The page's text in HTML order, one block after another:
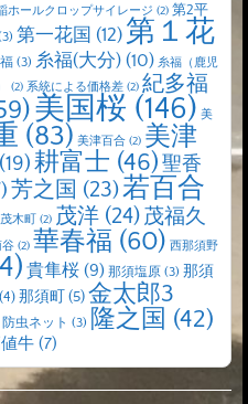
ホールクロップサイレージ (2) 第2平
第一花国 (12) 第１花
(3) 糸福(大分) (10) 糸福（鹿児
(2) 系統による価格差 (2) 紀多福
美国桜 (146) 美
(83) 美津百合 (2) 美津
(19)耕富士 (46)聖香
芳之国 (23)若百合
茂木町 (2) 茂洋 (24)茂福久
谷 (2) 華春福 (60) 西那須野
貴隼桜 (9) 那須塩原 (3) 那須
(4) 那須町 (5)金太郎3
防虫ネット (3) 隆之国 (42)
牛 (7)